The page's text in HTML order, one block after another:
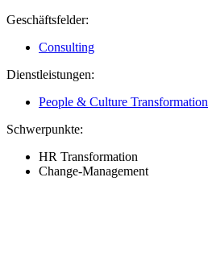
Geschäftsfelder:
Consulting
Dienstleistungen:
People & Culture Transformation
Schwerpunkte:
HR Transformation
Change-Management